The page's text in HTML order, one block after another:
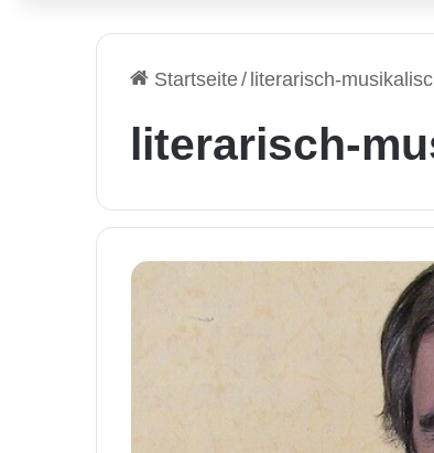
Startseite/ literarisch-
literarisch-